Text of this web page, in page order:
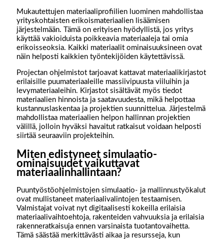
Mukautettujen materiaaliprofiilien luominen mahdollistaa
yrityskohtaisten erikoismateriaalien lisäämisen
järjestelmään. Tämä on erityisen hyödyllistä, jos yritys
käyttää vakioiduista poikkeavia materiaaleja tai omia
erikoisseoksia. Kaikki materiaalit ominaisuuksineen ovat
näin helposti kaikkien työntekijöiden käytettävissä.
Projectan ohjelmistot tarjoavat kattavat materiaalikirjastot
erilaisille puumateriaaleille massiivipuusta viiluihin ja
levymateriaaleihin. Kirjastot sisältävät myös tiedot
materiaalien hinnoista ja saatavuudesta, mikä helpottaa
kustannuslaskentaa ja projektien suunnittelua. Järjestelmä
mahdollistaa materiaalien helpon hallinnan projektien
välillä, jolloin hyväksi havaitut ratkaisut voidaan helposti
siirtää seuraaviin projekteihin.
Miten edistyneet simulaatio-
ominaisuudet vaikuttavat
materiaalinhallintaan?
Puuntyöstöohjelmistojen simulaatio- ja mallinnustyökalut
ovat mullistaneet materiaalivalintojen testaamisen.
Valmistajat voivat nyt digitaalisesti kokeilla erilaisia
materiaalivaihtoehtoja, rakenteiden vahvuuksia ja erilaisia
rakenneratkaisuja ennen varsinaista tuotantovaihetta.
Tämä säästää merkittävästi aikaa ja resursseja, kun